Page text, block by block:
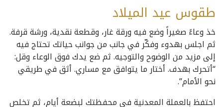
طقوس عيد الميلاد
خذ وعاءً صغيراً وضع فيه ورقة غار، وقطعة نقدية، ورشة قرفة.
ثم اجلس بهدوء وفكّر في جانب من جوانب حياتك تحتاج فيه
إلى مزيد من الوضوح والتوجيه. ثم ضع يدك فوق الوعاء وقل:
“أتحرك بهدف. أختار ما يتوافق مع مساري. أثق في طريقي
نحو الأمام”.
احتفظ بالعملة المعدنية في محفظتك لبضعة أيام، ثم تخلص